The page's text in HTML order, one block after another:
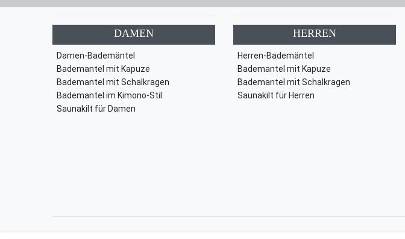
DAMEN
Damen-Bademäntel
Bademantel mit Kapuze
Bademantel mit Schalkragen
Bademantel im Kimono-Stil
Saunakilt für Damen
HERREN
Herren-Bademäntel
Bademantel mit Kapuze
Bademantel mit Schalkragen
Saunakilt für Herren